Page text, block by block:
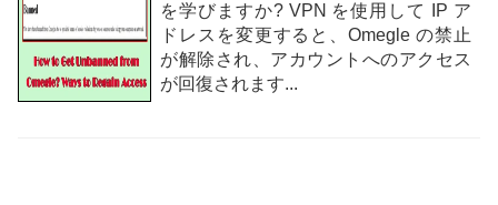
を学びますか? VPN を使用して IP ア
ドレスを変更すると、Omegle の禁止
が解除され、アカウントへのアクセス
が回復されます...